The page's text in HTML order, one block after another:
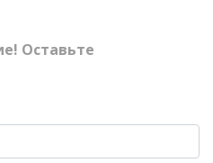
Оставьте